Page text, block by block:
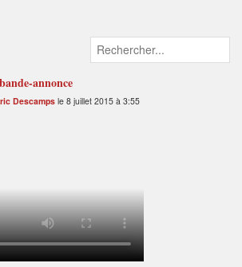
annonce
Descamps le 8 juillet 2015 à 3:55